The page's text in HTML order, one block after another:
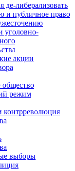
де-либерализовать
и публичное право
уголовно-
акции
общество
режим
контрреволюция
выборы